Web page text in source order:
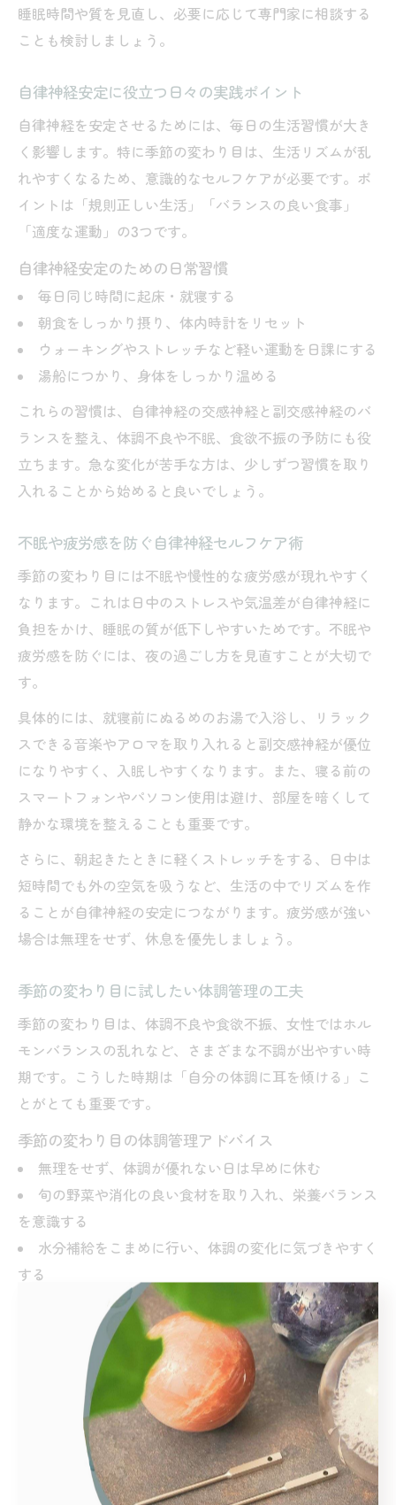
睡眠時間や質を見直し、必要に応じて専門家に相談する
ことも検討しましょう。
自律神経安定に役立つ日々の実践ポイント
自律神経を安定させるためには、毎日の生活習慣が大き
く影響します。特に季節の変わり目は、生活リズムが乱
れやすくなるため、意識的なセルフケアが必要です。ポ
イントは「規則正しい生活」「バランスの良い食事」
「適度な運動」の3つです。
自律神経安定のための日常習慣
毎日同じ時間に起床・就寝する
朝食をしっかり摂り、体内時計をリセット
ウォーキングやストレッチなど軽い運動を日課にする
湯船につかり、身体をしっかり温める
これらの習慣は、自律神経の交感神経と副交感神経のバ
ランスを整え、体調不良や不眠、食欲不振の予防にも役
立ちます。急な変化が苦手な方は、少しずつ習慣を取り
入れることから始めると良いでしょう。
不眠や疲労感を防ぐ自律神経セルフケア術
季節の変わり目には不眠や慢性的な疲労感が現れやすく
なります。これは日中のストレスや気温差が自律神経に
負担をかけ、睡眠の質が低下しやすいためです。不眠や
疲労感を防ぐには、夜の過ごし方を見直すことが大切で
す。
具体的には、就寝前にぬるめのお湯で入浴し、リラック
スできる音楽やアロマを取り入れると副交感神経が優位
になりやすく、入眠しやすくなります。また、寝る前の
スマートフォンやパソコン使用は避け、部屋を暗くして
静かな環境を整えることも重要です。
さらに、朝起きたときに軽くストレッチをする、日中は
短時間でも外の空気を吸うなど、生活の中でリズムを作
ることが自律神経の安定につながります。疲労感が強い
場合は無理をせず、休息を優先しましょう。
季節の変わり目に試したい体調管理の工夫
季節の変わり目は、体調不良や食欲不振、女性ではホル
モンバランスの乱れなど、さまざまな不調が出やすい時
期です。こうした時期は「自分の体調に耳を傾ける」こ
とがとても重要です。
季節の変わり目の体調管理アドバイス
無理をせず、体調が優れない日は早めに休む
旬の野菜や消化の良い食材を取り入れ、栄養バランス
を意識する
水分補給をこまめに行い、体調の変化に気づきやすく
する
また、体調管理のために日記やアプリで体調の変化を記
録するのもおすすめです。症状が長引く場合や改善しな
い場合は、早めに医療機関や専門家に相談することで、
重症化を防ぐことができます。
女性が取り入れやすい自律神経の整
え方まとめ